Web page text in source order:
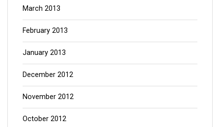
March 2013
February 2013
January 2013
December 2012
November 2012
October 2012